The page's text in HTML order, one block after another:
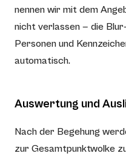
nennen wir mit dem
nicht verlassen — die
Personen und
automatisch.
Auswertung und
Nach der Begehung
zur Gesamtpunktwolke